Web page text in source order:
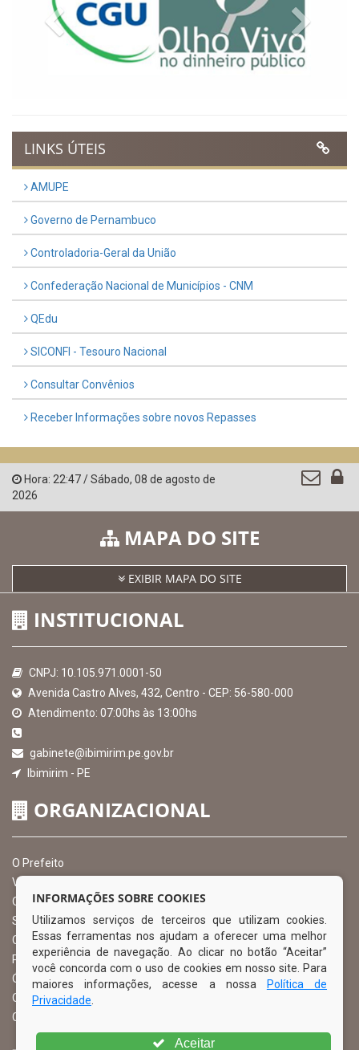
Previous
LINKS ÚTEIS
AMUPE
Governo de Pernambuco
Controladoria-Geral da União
Confederação Nacional de Municípios - CNM
QEdu
SICONFI - Tesouro Nacional
Consultar Convênios
Receber Informações sobre novos Repasses
Hora: 22:47/Sábado, 08 de agosto de
2026
MAPA DO SITE
EXIBIR MAPA DO SITE
INSTITUCIONAL
CNPJ: 10.105.971.0001-50
Avenida Castro Alves, 432, Centro - CEP: 56-580-000
Atendimento: 07:00hs às 13:00hs
gabinete@ibimirim.pe.gov.br
Ibimirim - PE
ORGANIZACIONAL
O Prefeito
Vice Prefeito
Ouvidoria Municipal
Serviço de Informação ao Cidadão – SIC
Chefe de Gabinete
Procuradoria Geral
Órgão de Controle Interno
Organograma
Comissão Permanente de Licitação – CPL
INFORMAÇÕES SOBRE COOKIES
Utilizamos serviços de terceiros que utilizam cookies.
Essas ferramentas nos ajudam a oferecer uma melhor
experiência de navegação. Ao clicar no botão “Aceitar”
você concorda com o uso de cookies em nosso site. Para
maiores informações, acesse a nossa
Política de
Privacidade
Aceitar